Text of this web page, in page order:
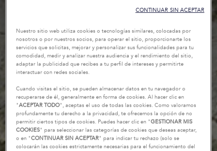
Nuestro sitio web utiliza cookies o tecnologías similares, colocadas por
nosotros o por nuestros socios, para operar el sitio, proporcionarte los
servicios que solicitas, mejorar y personalizar sus funcionalidades para tu
comodidad, medir y analizar nuestra audiencia y el rendimiento del sitio,
adaptar la publicidad que recibes a tu perfil de intereses y permitirte
interactuar con redes sociales.
Cuando visitas el sitio, se pueden almacenar datos en tu navegador o
recuperarse de él, generalmente en forma de cookies. Al hacer clic en
"ACEPTAR TODO", aceptas el uso de todas las cookies. Como valoramos
profundamente tu derecho a la privacidad, te ofrecemos la opción de no
permitir ciertos tipos de cookies. Puedes hacer clic en "GESTIONAR MIS
COOKIES" para seleccionar las categorías de cookies que deseas aceptar,
o en "CONTINUAR SIN ACEPTAR" para indicar tu rechazo (solo se
colocarán las cookies estrictamente necesarias para el funcionamiento del
CONTINUAR SIN ACEPTAR